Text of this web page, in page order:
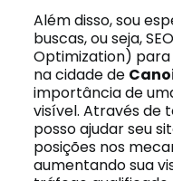
Além disso, sou
buscas, ou seja,
Optimization) para
na cidade de
importância de
visível. Através de
posso ajudar seu
posições nos
aumentando sua